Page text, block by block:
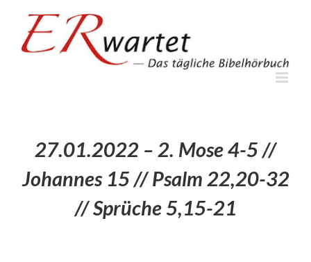
springen
27.01.2022 – 2. Mose 4-5 //
Johannes 15 // Psalm 22,20-32
// Sprüche 5,15-21